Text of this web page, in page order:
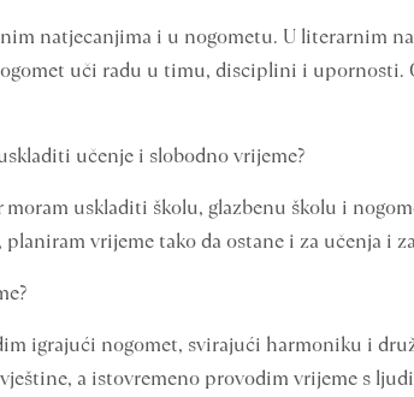
natjecanjima i u nogometu. U literarnim
uči radu u timu, disciplini i upornosti.
učenje i slobodno vrijeme?
uskladiti školu, glazbenu školu i
vrijeme tako da ostane i za učenja i
igrajući nogomet, svirajući harmoniku i
a istovremeno provodim vrijeme s